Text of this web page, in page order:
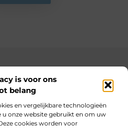
is voor ons
belang
en vergelijkbare technologieën
onze website gebruikt en om uw
cookies worden voor